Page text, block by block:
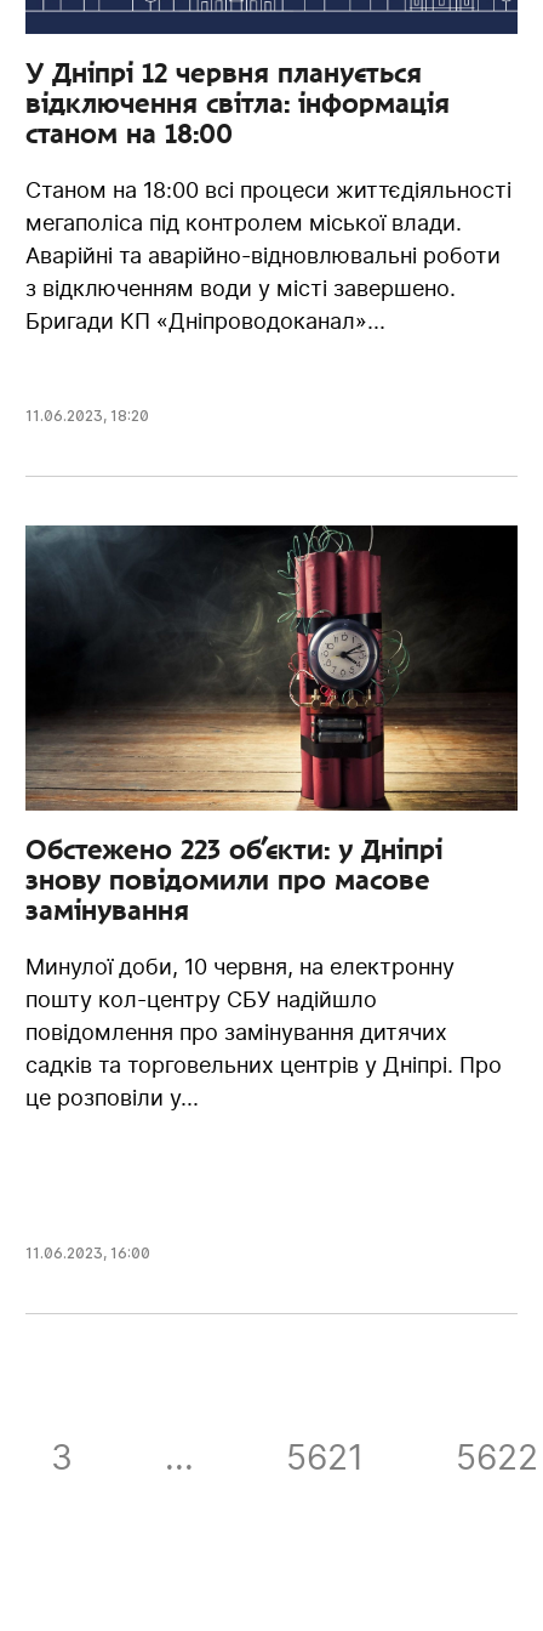
У Дніпрі 12 червня планується
відключення світла: інформація
станом на 18:00
Станом на 18:00 всі процеси життєдіяльності
мегаполіса під контролем міської влади.
Аварійні та аварійно-відновлювальні роботи
з відключенням води у місті завершено.
Бригади КП «Дніпроводоканал»...
11.06.2023, 18:20
Обстежено 223 об’єкти: у Дніпрі
знову повідомили про масове
замінування
Минулої доби, 10 червня, на електронну
пошту кол-центру СБУ надійшло
повідомлення про замінування дитячих
садків та торговельних центрів у Дніпрі. Про
це розповіли у...
11.06.2023, 16:00
3 ... 5621 5622